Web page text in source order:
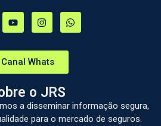
Canal Whats
o JRS
a disseminar informação segura,
para o mercado de seguros.